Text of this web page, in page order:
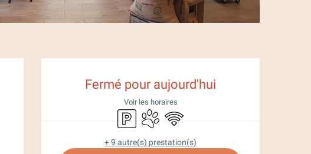
Ouverture et
Fermé pour aujourd'hui
Voir les horaires
ParkingAnimaux acceptés
WiFi
+ 9 autre(s) prestation(s)